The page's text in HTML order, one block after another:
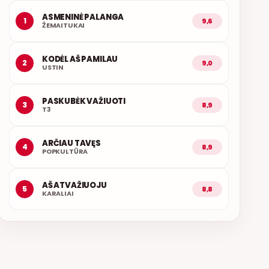
1 ASMENINĖ PALANGA
ŽEMAITUKAI 9,6
2 KODĖL AŠ PAMILAU
USTIN 9,0
3 PASKUBĖK VAŽIUOTI
T3 8,9
4 ARČIAU TAVĘS
POPKULTŪRA 8,9
5 AŠ ATVAŽIUOJU
KARALIAI 8,8